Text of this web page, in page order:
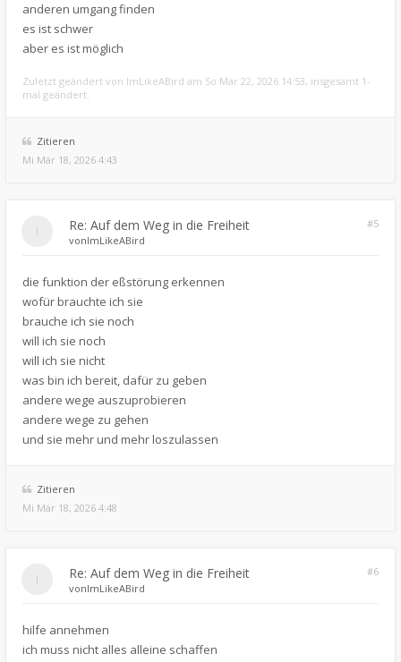
anderen umgang finden
es ist schwer
aber es ist möglich
Zuletzt geändert von ImLikeABird am So Mär 22, 2026 14:53, insgesamt 1-
mal geändert.
Zitieren
Mi Mär 18, 2026 4:43
Re: Auf dem Weg in die Freiheit
#5
vonImLikeABird
die funktion der eßstörung erkennen
wofür brauchte ich sie
brauche ich sie noch
will ich sie noch
will ich sie nicht
was bin ich bereit, dafür zu geben
andere wege auszuprobieren
andere wege zu gehen
und sie mehr und mehr loszulassen
Zitieren
Mi Mär 18, 2026 4:48
Re: Auf dem Weg in die Freiheit
#6
vonImLikeABird
hilfe annehmen
ich muss nicht alles alleine schaffen